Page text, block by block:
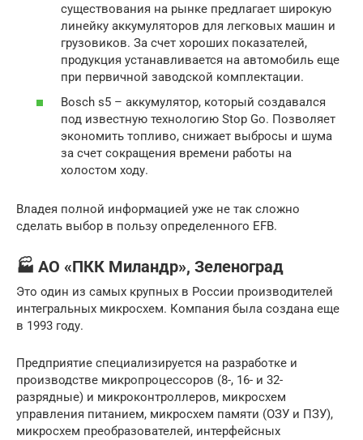
существования на рынке предлагает широкую
линейку аккумуляторов для легковых машин и
грузовиков. За счет хороших показателей,
продукция устанавливается на автомобиль еще
при первичной заводской комплектации.
Bosch s5 – аккумулятор, который создавался
под известную технологию Stop Go. Позволяет
экономить топливо, снижает выбросы и шума
за счет сокращения времени работы на
холостом ходу.
Владея полной информацией уже не так сложно
сделать выбор в пользу определенного EFB.
🏭 АО «ПКК Миландр», Зеленоград
Это один из самых крупных в России производителей
интегральных микросхем. Компания была создана еще
в 1993 году.
Предприятие специализируется на разработке и
производстве микропроцессоров (8-, 16- и 32-
разрядные) и микроконтроллеров, микросхем
управления питанием, микросхем памяти (ОЗУ и ПЗУ),
микросхем преобразователей, интерфейсных